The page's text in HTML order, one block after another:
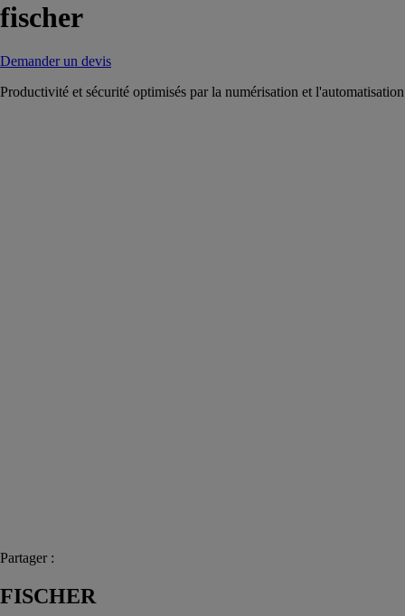
fischer
Demander un devis
Productivité et sécurité optimisés par la numérisation et l'automatisation
Partager :
FISCHER